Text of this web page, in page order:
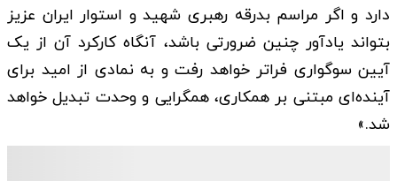
دارد و اگر مراسم بدرقه رهبری شهید و استوار ایران عزیز
بتواند یادآور چنین ضرورتی باشد، آنگاه کارکرد آن از یک
آیین سوگواری فراتر خواهد رفت و به نمادی از امید برای
آینده‌ای مبتنی بر همکاری، همگرایی و وحدت تبدیل خواهد
شد.»